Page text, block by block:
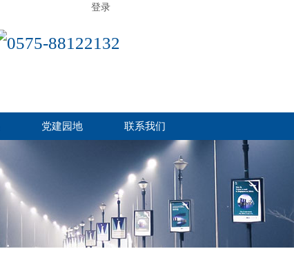
登录
0575-88122132
党建园地 联系我们